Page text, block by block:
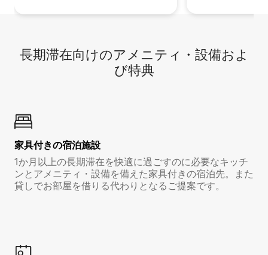
長期滞在向け⁠のア⁠メ⁠ニ⁠テ⁠ィ⁠・設⁠備⁠およ
び特⁠典
家具付き⁠の宿⁠泊⁠施⁠設
1か月以上の長期滞在を快適に過ごすのに必要なキッチ
ンとアメニティ・設備を備えた家具付きの宿泊先。また
貸しでお部屋を借りる代わりとなるご提案です。